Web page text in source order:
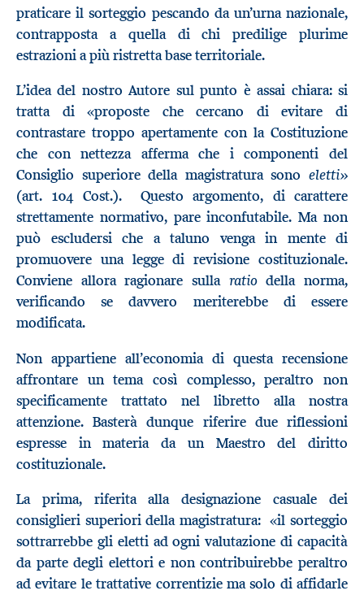
praticare il sorteggio pescando da un’urna nazionale,
contrapposta a quella di chi predilige plurime
estrazioni a più ristretta base territoriale.
L’idea del nostro Autore sul punto è assai chiara: si
tratta di «proposte che cercano di evitare di
contrastare troppo apertamente con la Costituzione
che con nettezza afferma che i componenti del
Consiglio superiore della magistratura sono eletti»
(art. 104 Cost.). Questo argomento, di carattere
strettamente normativo, pare inconfutabile. Ma non
può escludersi che a taluno venga in mente di
promuovere una legge di revisione costituzionale.
Conviene allora ragionare sulla ratiodella norma,
verificando se davvero meriterebbe di essere
modificata.
Non appartiene all’economia di questa recensione
affrontare un tema così complesso, peraltro non
specificamente trattato nel libretto alla nostra
attenzione. Basterà dunque riferire due riflessioni
espresse in materia da un Maestro del diritto
costituzionale.
La prima, riferita alla designazione casuale dei
consiglieri superiori della magistratura: «il sorteggio
sottrarrebbe gli eletti ad ogni valutazione di capacità
da parte degli elettori e non contribuirebbe peraltro
ad evitare le trattative correntizie ma solo di affidarle